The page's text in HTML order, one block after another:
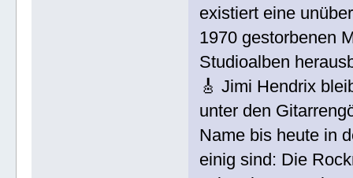
existiert eine
1970 gestorbenen
Studioalben
🎸 Jimi Hendrix
unter den
Name bis heute in
einig sind: Die